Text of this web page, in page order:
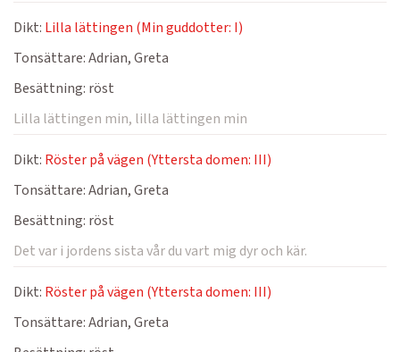
Dikt: Lilla lättingen (Min guddotter: I)
Tonsättare:Adrian, Greta
Besättning: röst
Lilla lättingen min, lilla lättingen min
Dikt: Röster på vägen (Yttersta domen: III)
Tonsättare:Adrian, Greta
Besättning: röst
Det var i jordens sista vår du vart mig dyr och kär.
Dikt: Röster på vägen (Yttersta domen: III)
Tonsättare:Adrian, Greta